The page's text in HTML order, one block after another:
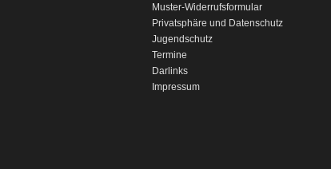
Muster-Widerrufsformular
Privatsphäre und Datenschutz
Jugendschutz
Termine
Darlinks
Impressum